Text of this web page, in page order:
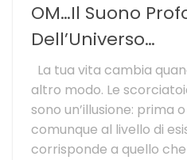
OM…Il Suono
Dell’Universo…
La tua vita cambia
altro modo. Le
sono un’illusione: prima
comunque al livello di
corrisponde a quello che